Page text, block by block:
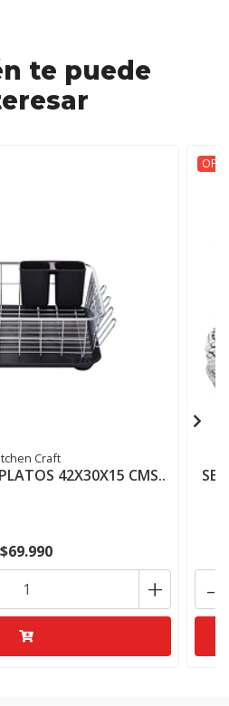
te puede
Craft
42X30X15 CMS..
$69.990
+ -